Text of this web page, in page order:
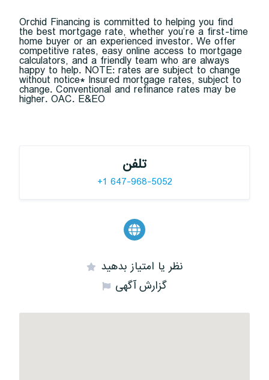
Orchid Financing is committed to helping you find
the best mortgage rate, whether you’re a first-time
home buyer or an experienced investor. We offer
competitive rates, easy online access to mortgage
calculators, and a friendly team who are always
happy to help. NOTE: rates are subject to change
without notice* Insured mortgage rates, subject to
change. Conventional and refinance rates may be
higher. OAC. E&EO
تلفن
+1 647-968-5052
نظر یا امتیاز بدهید
گزارش آگهی